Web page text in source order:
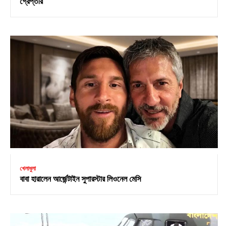
খেলাধুলা
বাবা হারালেন আর্জেন্টাইন সুপারস্টার লিওনেল মেসি